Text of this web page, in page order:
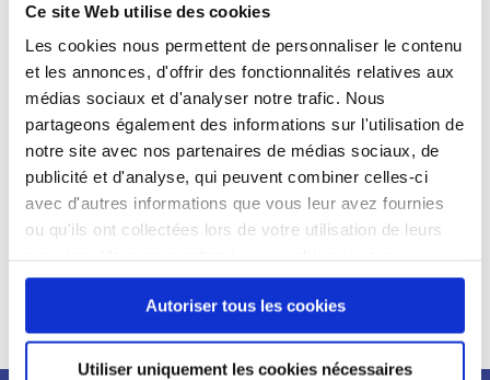
Ce site Web utilise des cookies
Les cookies nous permettent de personnaliser le contenu
et les annonces, d'offrir des fonctionnalités relatives aux
médias sociaux et d'analyser notre trafic. Nous
partageons également des informations sur l'utilisation de
notre site avec nos partenaires de médias sociaux, de
publicité et d'analyse, qui peuvent combiner celles-ci
avec d'autres informations que vous leur avez fournies
ou qu'ils ont collectées lors de votre utilisation de leurs
continuez à utiliser notre site Web.
Autoriser tous les cookies
Utiliser uniquement les cookies nécessaires
Qualifications et diplômes :
Profil recherché :
Expérience :
Processus
de
recrutement